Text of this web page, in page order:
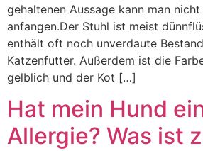
gehaltenen Aussage kann man
anfangen.Der Stuhl ist meist
enthält oft noch unverdaute
Katzenfutter. Außerdem ist die
gelblich und der Kot […]
Hat mein Hund
Allergie? Was ist